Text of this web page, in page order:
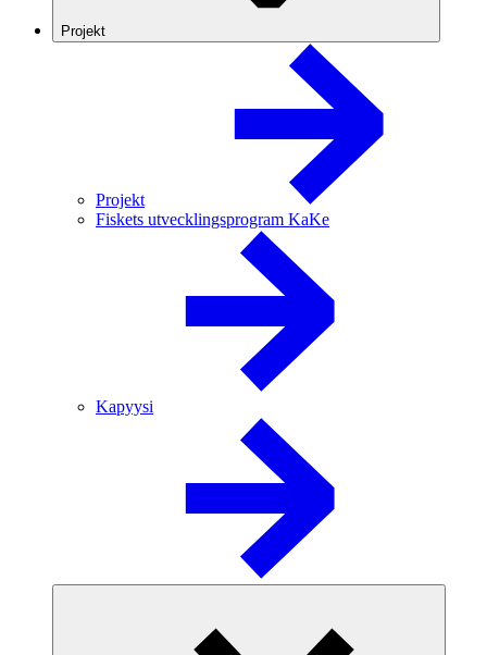
Projekt
Projekt
Fiskets utvecklingsprogram KaKe
Kapyysi